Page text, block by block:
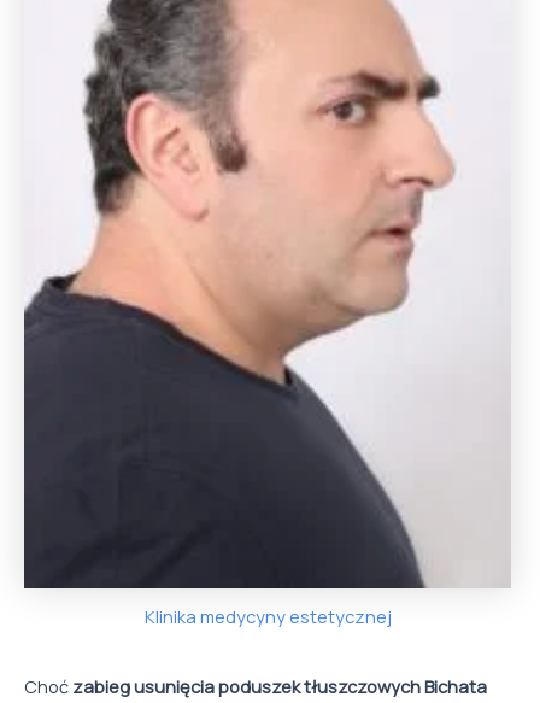
Klinika medycyny estetycznej
Choć zabieg usunięcia poduszek tłuszczowych Bichata